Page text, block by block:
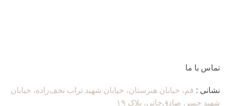
تماس با ما
نشانی : قم، خیابان هنرستان، خیابان شهید تراب نجف‌زاده، خیابان
شهید حسن صادق‌خانی، پلاک ١٩